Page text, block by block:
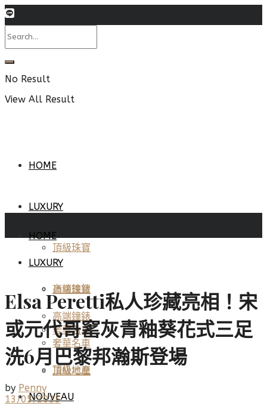
No Result
View All Result
HOME
LUXURY
頂級珠寶
高端鐘錶
奢華名車
頂級地產
HOME
LUXURY
頂級珠寶
高端鐘錶
奢華名車
頂級地產
NOUVEAU
Elsa Peretti私人珍藏亮相！宋
或元代哥窰灰青釉葵花式三足
洗6月巴黎邦瀚斯登場
by Penny
13/05/2025